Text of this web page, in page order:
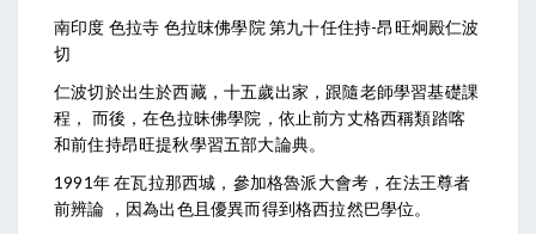
南印度 色拉寺 色拉昩佛學院 第九十任住持-昂旺炯殿仁波
切
仁波切於出生於西藏，十五歲出家，跟隨老師學習基礎課
程， 而後，在色拉昧佛學院，依止前方丈格西稱類踏喀
和前住持昂旺提秋學習五部大論典。
1991年 在瓦拉那西城，參加格魯派大會考，在法王尊者
前辨論 ，因為出色且優異而得到格西拉然巴學位。